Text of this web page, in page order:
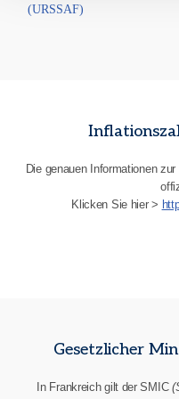
(URSSAF)
Die genauen Informationen
Klicken Sie hier >
Gesetzlicher
In Frankreich gilt der SMIC